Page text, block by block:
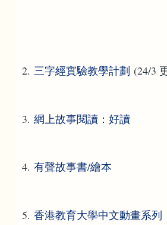
2. 三字經實驗教學計劃 (24/3
3. 網上故事閱讀：好讀
4. 有聲故事書/繪本
5. 香港教育大學中文動畫系列